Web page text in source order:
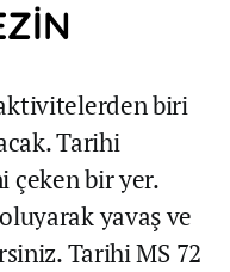
biri
Tarihi
çeken bir yer.
yavaş ve
Tarihi MS 72